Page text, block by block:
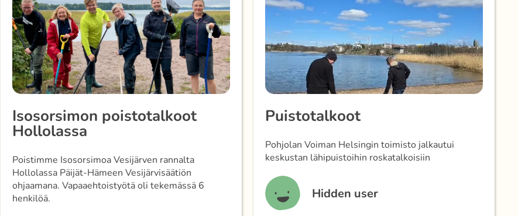
Isosorsimon poistotalkoot
Hollolassa
Poistimme Isosorsimoa Vesijärven rannalta
Hollolassa Päijät-Hämeen Vesijärvisäätiön
ohjaamana. Vapaaehtoistyötä oli tekemässä 6
henkilöä.
Puistotalkoot
Pohjolan Voiman Helsingin toimisto jalkautui
keskustan lähipuistoihin roskatalkoisiin
Hidden user